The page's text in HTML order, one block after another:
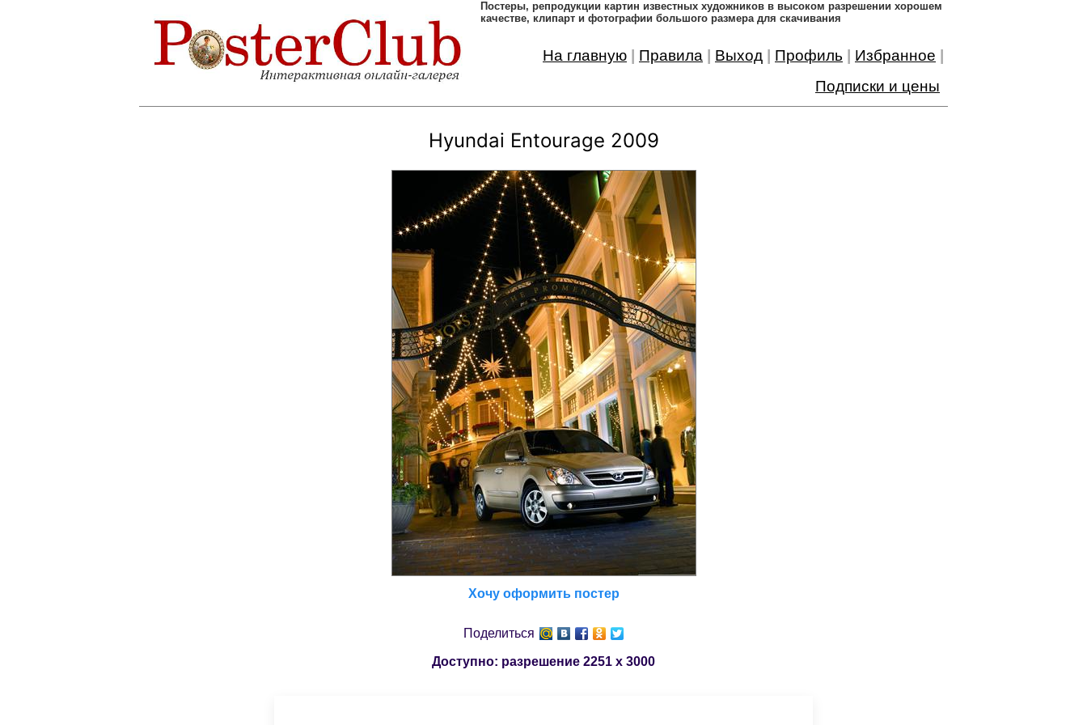
Постеры, pепродукции картин известных художников в высоком разрешении хорошем
качестве, клипарт и фотографии большого размера для скачивания
На главную Правила Выход Профиль Избранное
Подписки и цены
Hyundai Entourage 2009
Хочу оформить постер
Поделиться
Доступно: разрешение 2251 x 3000